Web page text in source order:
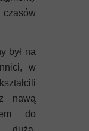
był na
w
nawą
do